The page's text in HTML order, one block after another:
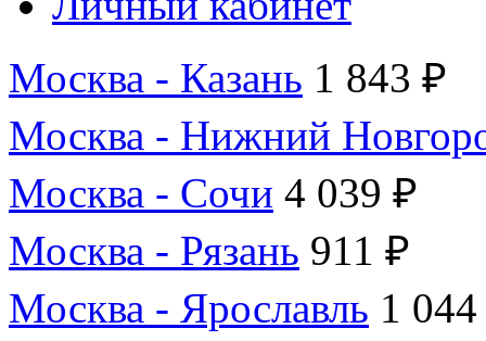
Москва - Казань 1 843 ₽
Москва - Нижний
Москва - Сочи 4 039 ₽
Москва - Рязань 911 ₽
Москва - Ярославль 1